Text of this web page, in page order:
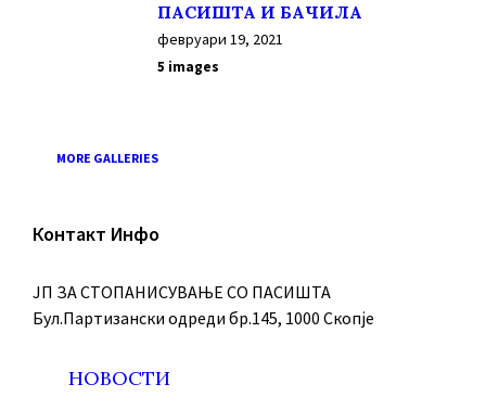
ПАСИШТА И БАЧИЛА
февруари 19, 2021
5 images
MORE GALLERIES
Контакт Инфо
ЈП ЗА СТОПАНИСУВАЊЕ СО ПАСИШТА
Бул.Партизански oдреди бр.145, 1000 Скопје
НОВОСТИ